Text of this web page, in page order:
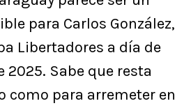
para Carlos González,
Libertadores a día de
2025. Sabe que resta
como para arremeter en